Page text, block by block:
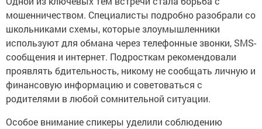
мошенничеством. Специалисты подробно разобрали со
школьниками схемы, которые злоумышленники
используют для обмана через телефонные звонки, SMS-
сообщения и интернет. Подросткам рекомендовали
проявлять бдительность, никому не сообщать личную и
финансовую информацию и советоваться с
родителями в любой сомнительной ситуации.
Особое внимание спикеры уделили соблюдению